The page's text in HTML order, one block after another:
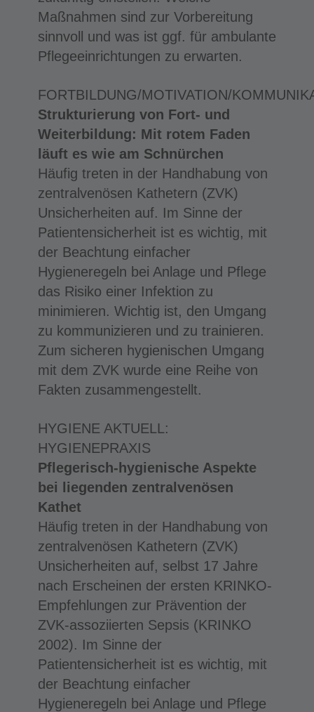
Maßnahmen sind zur Vorbereitung
sinnvoll und was ist ggf. für ambulante
Pflegeeinrichtungen zu erwarten.
FORTBILDUNG/MOTIVATION/
Strukturierung von Fort- und
Weiterbildung: Mit rotem Faden
läuft es wie am Schnürchen
Häufig treten in der Handhabung von
zentralvenösen Kathetern (ZVK)
Unsicherheiten auf. Im Sinne der
Patientensicherheit ist es wichtig, mit
der Beachtung einfacher
Hygieneregeln bei Anlage und Pflege
das Risiko einer Infektion zu
minimieren. Wichtig ist, den Umgang
zu kommunizieren und zu trainieren.
Zum sicheren hygienischen Umgang
mit dem ZVK wurde eine Reihe von
Fakten zusammengestellt.
HYGIENE AKTUELL:
HYGIENEPRAXIS
Pflegerisch-hygienische Aspekte
bei liegenden zentralvenösen
Kathet
Häufig treten in der Handhabung von
zentralvenösen Kathetern (ZVK)
Unsicherheiten auf, selbst 17 Jahre
nach Erscheinen der ersten KRINKO-
Empfehlungen zur Prävention der
ZVK-assoziierten Sepsis (KRINKO
2002). Im Sinne der
Patientensicherheit ist es wichtig, mit
der Beachtung einfacher
Hygieneregeln bei Anlage und Pflege